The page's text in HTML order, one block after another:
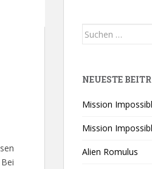
Suchen
NEUESTE
Mission
Mission
Alien Romulus